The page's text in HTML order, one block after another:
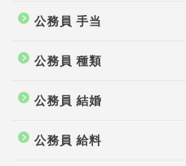
公務員 手当
公務員 種類
公務員 結婚
公務員 給料